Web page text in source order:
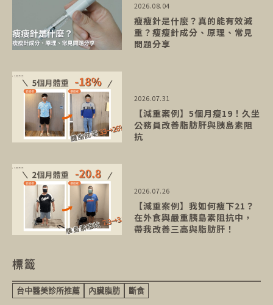
瘦瘦針是什麼？真的能有效減
重？瘦瘦針成分、原理、常見
問題分享
2026.08.04
【減重案例】5個月瘦19！久坐
公務員改善脂肪肝與胰島素阻
抗
2026.07.31
【減重案例】我如何瘦下21？
在外食與嚴重胰島素阻抗中，
帶我改善三高與脂肪肝！
2026.07.26
標籤
台中醫美診所推薦 內臟脂肪 斷食